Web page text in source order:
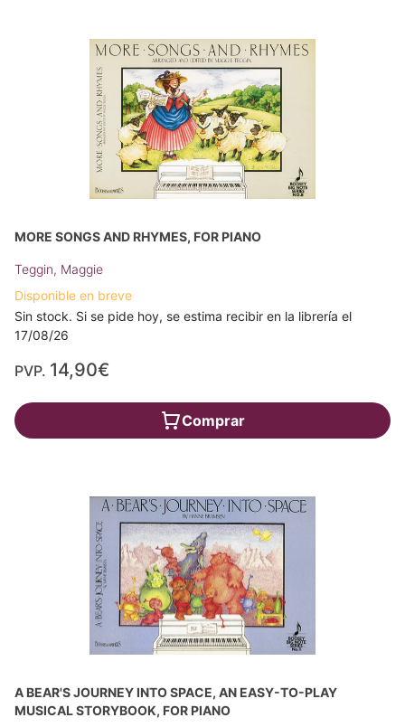
MORE SONGS AND RHYMES, FOR PIANO
Teggin, Maggie
Disponible en breve
Sin stock. Si se pide hoy, se estima recibir en la librería el
17/08/26
PVP. 14,90€
Comprar
A BEAR'S JOURNEY INTO SPACE, AN EASY-TO-PLAY
MUSICAL STORYBOOK, FOR PIANO